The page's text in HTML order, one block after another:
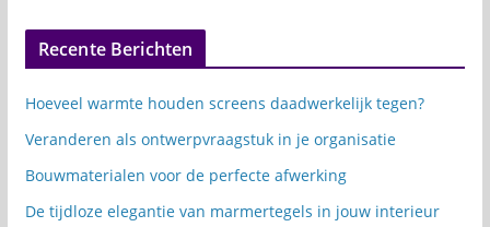
Recente Berichten
Hoeveel warmte houden screens daadwerkelijk tegen?
Veranderen als ontwerpvraagstuk in je organisatie
Bouwmaterialen voor de perfecte afwerking
De tijdloze elegantie van marmertegels in jouw interieur